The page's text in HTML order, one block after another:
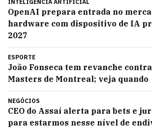
INTELIGÊNCIA ARTIFICIAL
OpenAI prepara entrada no
hardware com dispositivo de IA
2027
ESPORTE
João Fonseca tem revanche
Masters de Montreal; veja quando
NEGÓCIOS
CEO do Assaí alerta para bets e
para estarmos nesse nível de